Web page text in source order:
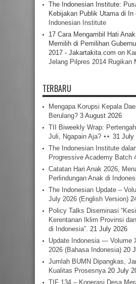
The Indonesian Institute:
Kebijakan Publik Utama di In
Indonesian Institute
17 Cara Mengambil Hati
Memilih di Pemilihan
2017 - Jakartakita.com on
Jelang Pilpres 2014 Rugikan
TERBARU
Mengapa Korupsi Kepala
Berulang? 3 August 2026
TII Biweekly Wrap:
Juli, Ngapain Aja?
31 July
The Indonesian Institute
Progressive Academy Batch
Catatan Hari Anak 2026,
Perlindungan Anak di
The Indonesian Update –
July 2026 (English Version)
Policy Talks Diseminasi
Kerentanan Iklim Provinsi
di Indonesia”. 21 July 2026
Update Indonesia —
2026 (Bahasa Indonesia) 20
Jumlah BUMN Dipangkas,
Kualitas Prosesnya 20 July
TIF 134 – Koperasi Desa